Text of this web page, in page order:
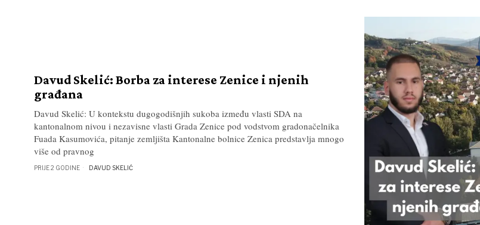
Davud Skelić: Borba za interese Zenice i njenih
građana
Davud Skelić: U kontekstu dugogodišnjih sukoba između vlasti SDA na
kantonalnom nivou i nezavisne vlasti Grada Zenice pod vodstvom gradonačelnika
Fuada Kasumovića, pitanje zemljišta Kantonalne bolnice Zenica predstavlja mnogo
više od pravnog
PRIJE 2 GODINE DAVUD SKELIĆ